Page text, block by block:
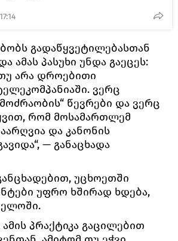
გადაწყვეტილებასთან
ამას პასუხი უნდა გაეცეს:
არა დროებითი
ვერც
წევრები და ვერც
რომ მოსამართლემ
და კანონის
— განაცხადა
უცხოეთში
უფრო ხშირად ხდება,
პრაქტიკა გაცილებით